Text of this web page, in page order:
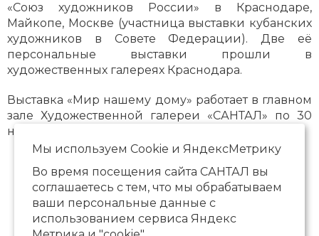
«Союз художников России» в Краснодаре,
Майкопе, Москве (участница выставки кубанских
художников в Совете Федерации). Две её
персональные выставки прошли в
художественных галереях Краснодара.
Выставка «Мир нашему дому» работает в главном
зале Художественной галереи «САНТАЛ» по 30
ноября 2024 года.
Мы используем Сookie и ЯндексМетрику
Во время посещения сайта САНТАЛ вы
соглашаетесь с тем, что мы обрабатываем
ваши персональные данные с
использованием сервиса Яндекс